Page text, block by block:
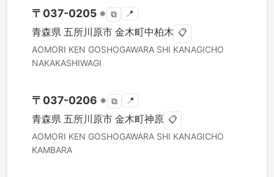
〒 037-0205 ※ ⧉ 📍
青森県 五所川原市 金木町中柏木 📋
AOMORI KEN GOSHOGAWARA SHI KANAGICHO
NAKAKASHIWAGI
〒 037-0206 ※ ⧉ 📍
青森県 五所川原市 金木町神原 📋
AOMORI KEN GOSHOGAWARA SHI KANAGICHO
KAMBARA